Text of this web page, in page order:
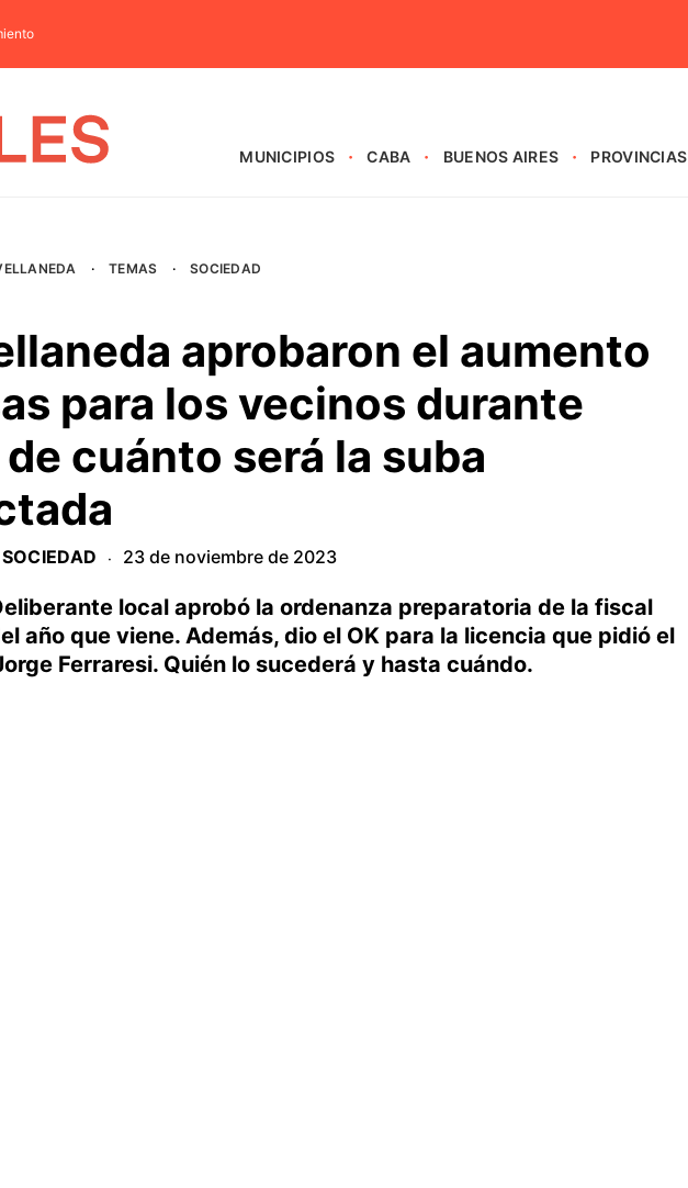
MUNICIPIOS CABA BUENOS AIRES PROVINCIAS
· TEMAS · SOCIEDAD
aprobaron el aumento
para los vecinos durante
cuánto será la suba
SOCIEDAD · 23 de noviembre de 2023
local aprobó la ordenanza preparatoria de la fiscal
año que viene. Además, dio el OK para la licencia que pidió el
Ferraresi. Quién lo sucederá y hasta cuándo.